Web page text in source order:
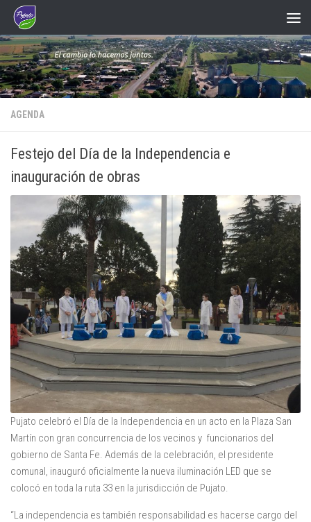
Saltar al contenido
AGENDA
Festejo del Día de la Independencia e
inauguración de obras
Pujato celebró el Día de la Independencia en un acto en la Plaza San
Martín con gran concurrencia de los vecinos y funcionarios del
gobierno de Santa Fe. Además de la celebración, el presidente
comunal, inauguró oficialmente la nueva iluminación LED que se
colocó en toda la ruta 33 en la jurisdicción de Pujato.
“La independencia es también responsabilidad es hacerse cargo del